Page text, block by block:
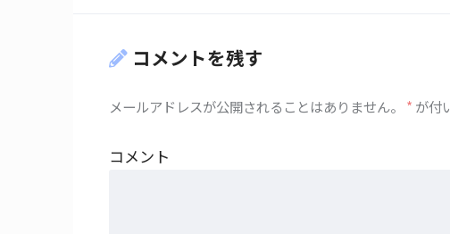
コメントを残す
メールアドレスが公開されることはありません。 * が付
コメント